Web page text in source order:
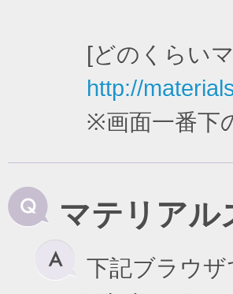
[どのくらい
http://
※画面一番下
マテリアル
下記ブラウ